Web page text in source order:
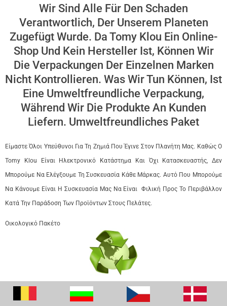
Wir Sind Alle Für Den Schaden
Verantwortlich, Der Unserem Planeten
Zugefügt Wurde. Da Tomy Klou Ein Online-
Shop Und Kein Hersteller Ist, Können Wir
Die Verpackungen Der Einzelnen Marken
Nicht Kontrollieren. Was Wir Tun Können, Ist
Eine Umweltfreundliche Verpackung,
Während Wir Die Produkte An Kunden
Liefern. Umweltfreundliches Paket
Είμαστε Όλοι Υπεύθυνοι Για Τη Ζημιά Που Έγινε Στον Πλανήτη Μας. Καθώς Ο
Tomy Klou Είναι Ηλεκτρονικό Κατάστημα Και Όχι Κατασκευαστής, Δεν
Μπορούμε Να Ελέγξουμε Τη Συσκευασία Κάθε Μάρκας. Αυτό Που Μπορούμε
Να Κάνουμε Είναι Η Συσκευασία Μας Να Είναι Φιλική Προς Το Περιβάλλον
Κατά Την Παράδοση Των Προϊόντων Στους Πελάτες.
Οικολογικό Πακέτο